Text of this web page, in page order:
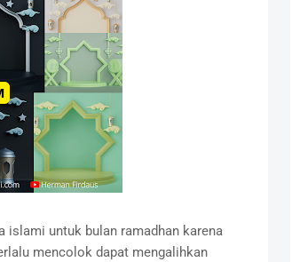
islami untuk bulan ramadhan karena
mencolok dapat mengalihkan